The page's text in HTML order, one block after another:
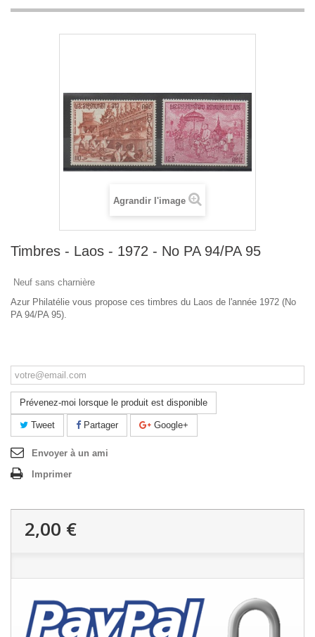
Agrandir l'image
Timbres - Laos - 1972 - No PA 94/PA 95
Neuf sans charnière
Azur Philatélie vous propose ces timbres du Laos de l'année 1972 (No
PA 94/PA 95).
Prévenez-moi lorsque le produit est disponible
Tweet Partager Google+
Envoyer à un ami
Imprimer
2,00 €